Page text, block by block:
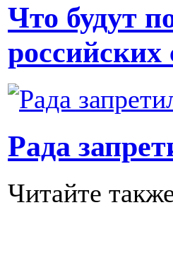
Что будут
российских
Рада
Читайте